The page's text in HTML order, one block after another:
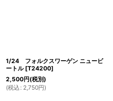
1/24 フォルクスワーゲン ニュービ
ートル [T24200]
2,500円(税別)
(税込 : 2,750円)